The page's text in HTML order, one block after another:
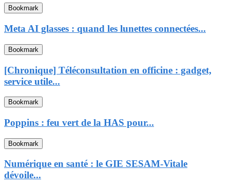
Bookmark
Meta AI glasses : quand les lunettes connectées...
Bookmark
[Chronique] Téléconsultation en officine : gadget,
service utile...
Bookmark
Poppins : feu vert de la HAS pour...
Bookmark
Numérique en santé : le GIE SESAM-Vitale
dévoile...